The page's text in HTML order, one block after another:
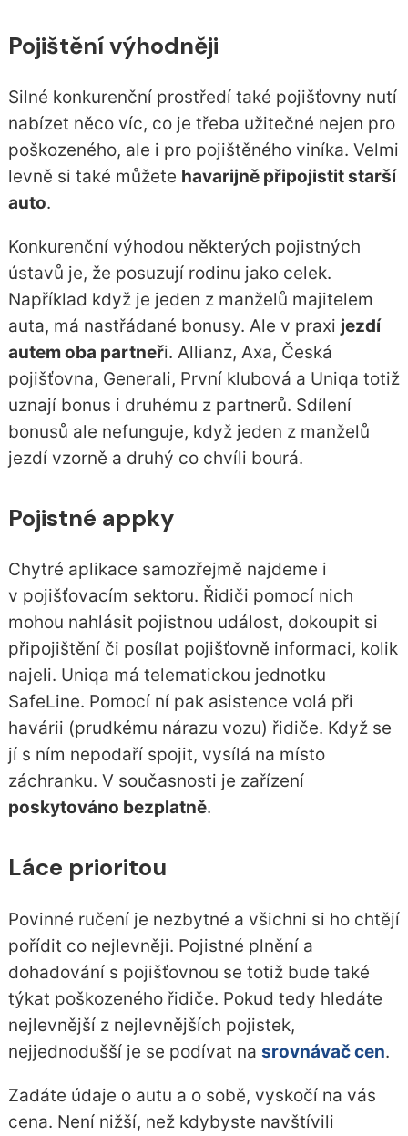
Pojištění výhodněji
Silné konkurenční prostředí také pojišťovny nutí
nabízet něco víc, co je třeba užitečné nejen pro
poškozeného, ale i pro pojištěného viníka. Velmi
levně si také můžete havarijně připojistit starší
auto.
Konkurenční výhodou některých pojistných
ústavů je, že posuzují rodinu jako celek.
Například když je jeden z manželů majitelem
auta, má nastřádané bonusy. Ale v praxi jezdí
autem oba partneři. Allianz, Axa, Česká
pojišťovna, Generali, První klubová a Uniqa totiž
uznají bonus i druhému z partnerů. Sdílení
bonusů ale nefunguje, když jeden z manželů
jezdí vzorně a druhý co chvíli bourá.
Pojistné appky
Chytré aplikace samozřejmě najdeme i
v pojišťovacím sektoru. Řidiči pomocí nich
mohou nahlásit pojistnou událost, dokoupit si
připojištění či posílat pojišťovně informaci, kolik
najeli. Uniqa má telematickou jednotku
SafeLine. Pomocí ní pak asistence volá při
havárii (prudkému nárazu vozu) řidiče. Když se
jí s ním nepodaří spojit, vysílá na místo
záchranku. V současnosti je zařízení
poskytováno bezplatně.
Láce prioritou
Povinné ručení je nezbytné a všichni si ho chtějí
pořídit co nejlevněji. Pojistné plnění a
dohadování s pojišťovnou se totiž bude také
týkat poškozeného řidiče. Pokud tedy hledáte
nejlevnější z nejlevnějších pojistek,
nejjednodušší je se podívat na srovnávač cen.
Zadáte údaje o autu a o sobě, vyskočí na vás
cena. Není nižší, než kdybyste navštívili